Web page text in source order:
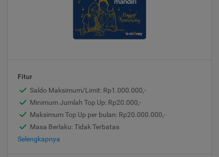
Fitur
Saldo Maksimum/Limit: Rp1.000.000,-
Minimum Jumlah Top Up: Rp20.000,-
Maksimum Top Up per bulan: Rp20.000.000,-
Masa Berlaku: Tidak Terbatas
Selengkapnya